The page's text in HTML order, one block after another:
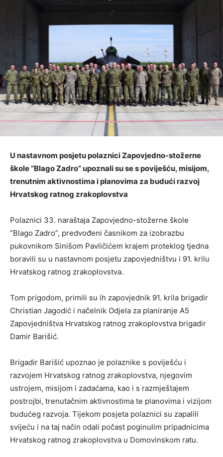
U nastavnom posjetu polaznici Zapovjedno-stožerne
škole “Blago Zadro” upoznali su se s poviješću, misijom,
trenutnim aktivnostima i planovima za budući razvoj
Hrvatskog ratnog zrakoplovstva
Polaznici 33. naraštaja Zapovjedno-stožerne škole
“Blago Zadro”, predvođeni časnikom za izobrazbu
pukovnikom Sinišom Pavličićem krajem proteklog tjedna
boravili su u nastavnom posjetu zapovjedništvu i 91. krilu
Hrvatskog ratnog zrakoplovstva.
Tom prigodom, primili su ih zapovjednik 91. krila brigadir
Christian Jagodić i načelnik Odjela za planiranje A5
Zapovjedništva Hrvatskog ratnog zrakoplovstva brigadir
Damir Barišić.
Brigadir Barišić upoznao je polaznike s poviješću i
razvojem Hrvatskog ratnog zrakoplovstva, njegovim
ustrojem, misijom i zadaćama, kao i s razmještajem
postrojbi, trenutačnim aktivnostima te planovima i vizijom
budućeg razvoja. Tijekom posjeta polaznici su zapalili
svijeću i na taj način odali počast poginulim pripadnicima
Hrvatskog ratnog zrakoplovstva u Domovinskom ratu.